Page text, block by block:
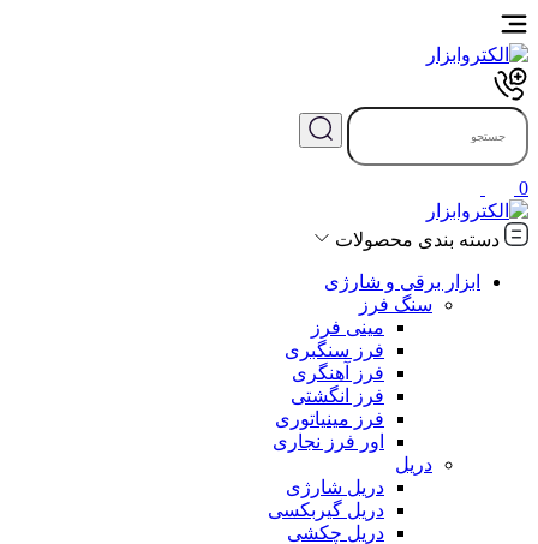
0
دسته بندی محصولات
ابزار برقی و شارژی
سنگ فرز
مینی فرز
فرز سنگبری
فرز آهنگری
فرز انگشتی
فرز مینیاتوری
اور فرز نجاری
دریل
دریل شارژی
دریل گیربکسی
دریل چکشی